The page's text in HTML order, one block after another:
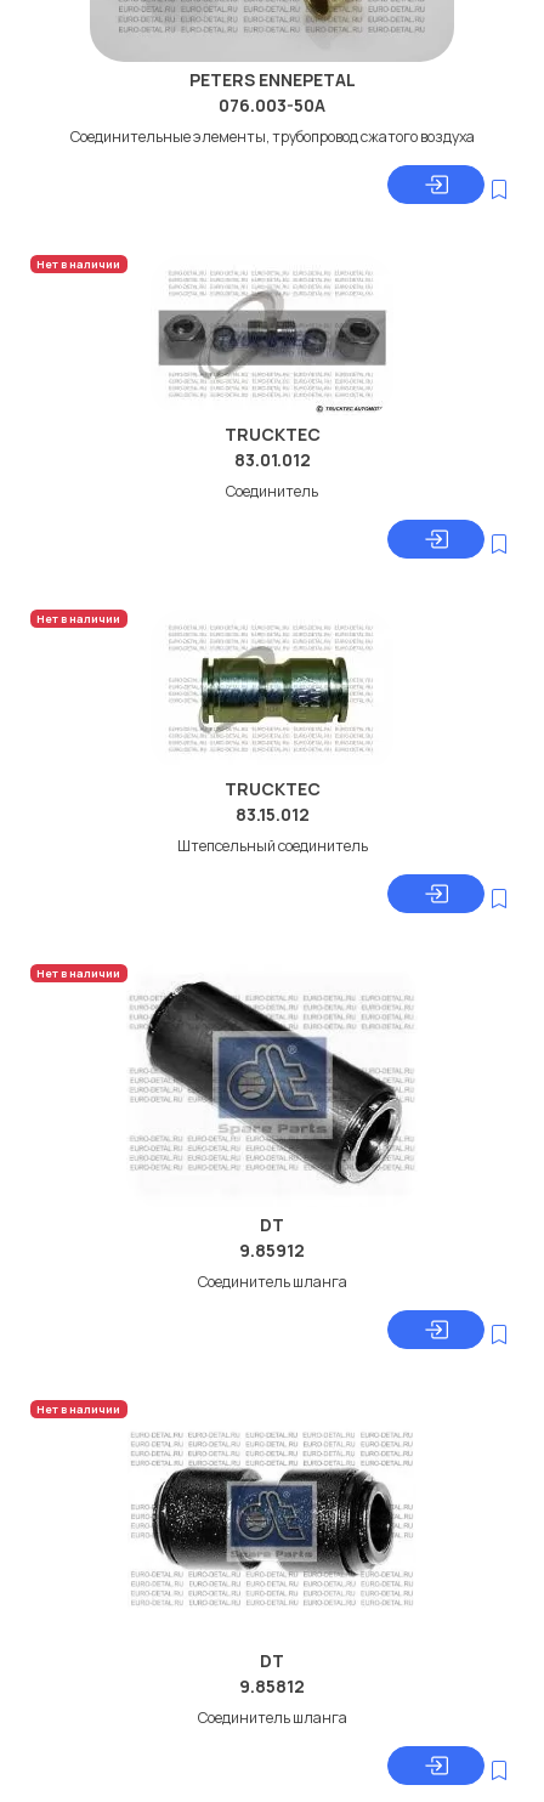
PETERS ENNEPETAL
076.003-50A
Соединительные элементы, трубопровод сжатого воздуха
Нет в наличии
TRUCKTEC
83.01.012
Соединитель
Нет в наличии
TRUCKTEC
83.15.012
Штепсельный соединитель
Нет в наличии
DT
9.85912
Соединитель шланга
Нет в наличии
DT
9.85812
Соединитель шланга